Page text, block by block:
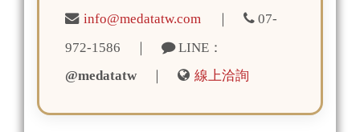
info@medatatw.com
07-
972-1586 ｜
LINE：
@medatatw｜ 線上洽詢